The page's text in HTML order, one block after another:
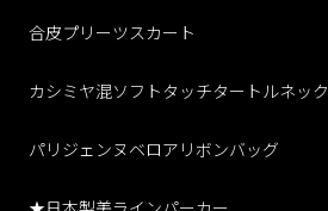
合皮プリーツスカート
カシミヤ混ソフトタッチタートルネック
パリジェンヌベロアリボンバッグ